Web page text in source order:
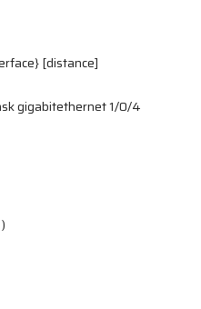
[distance]
gigabitethernet 1/0/4